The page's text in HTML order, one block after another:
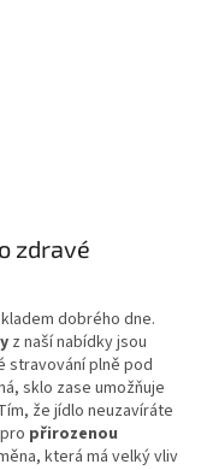
zdravé
dobrého dne.
z naší nabídky jsou
stravování plně pod
sklo zase umožňuje
že jídlo neuzavíráte
přirozenou
která má velký vliv